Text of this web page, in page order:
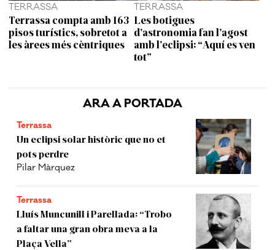
ARA A PORTADA
Terrassa
Un eclipsi solar històric que no et
pots perdre
Pilar Màrquez
Terrassa
Lluís Muncunill i Parellada: “Trobo
a faltar una gran obra meva a la
Plaça Vella”
TERRASSA
Terrassa compta amb 163
pisos turístics, sobretot a
les àrees més cèntriques
TERRASSA
Les botigues
d’astronomia fan l’agost
amb l’eclipsi: “Aquí es ven
tot”